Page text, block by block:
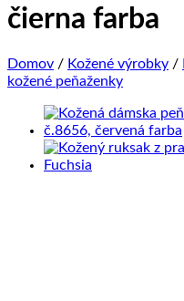
čierna farba
Domov / Kožené výrobky /
kožené peňaženky